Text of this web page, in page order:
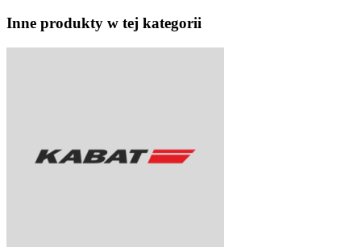
Inne produkty w tej kategorii